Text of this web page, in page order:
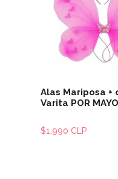
Alas Mariposa +
Varita POR
$1.990 CLP